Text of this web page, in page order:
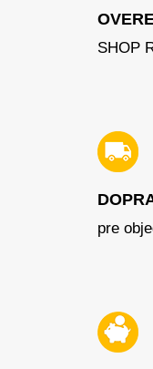
SHOP
pre